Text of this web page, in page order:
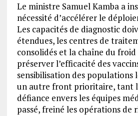
Le ministre Samuel Kamba a
nécessité d’accélérer le
Les capacités de diagnostic
étendues, les centres de
consolidés et la chaîne du
préserver l’efficacité des
sensibilisation des populations
un autre front prioritaire, tant
défiance envers les équipes
passé, freiné les opérations de